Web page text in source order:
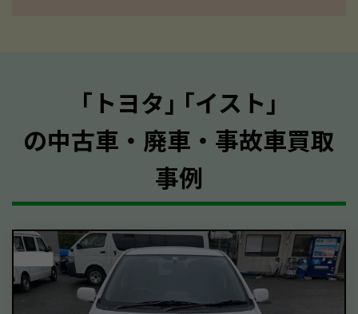
｢トヨタ｣ ｢イスト｣
の中古車・廃車・事故車買取
事例